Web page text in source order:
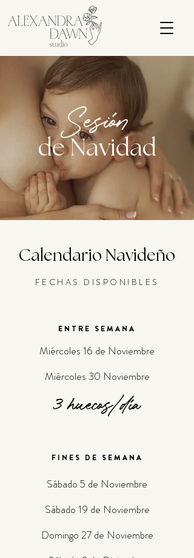
Sesión
de Navidad
Calendario Navideño
FECHAS DISPONIBLES
ENTRE SEMANA
Miércoles 16 de Noviembre
Miércoles 30 Noviembre
3 huecos/día
FINES DE SEMANA
Sábado 5 de Noviembre
Sábado 19 de Noviembre
Domingo 27 de Noviembre